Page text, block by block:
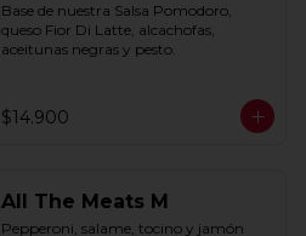
Base de nuestra Salsa Pomodoro,
queso Fior Di Latte, alcachofas,
aceitunas negras y pesto.
$14.900
All The Meats M
Pepperoni, salame, tocino y jamón